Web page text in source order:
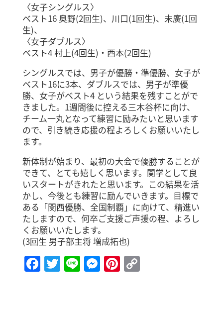
〈女子シングルス〉
ベスト16 奥野(2回生)、川口(1回生)、末廣(1回
生)、
〈女子ダブルス〉
ベスト4 村上(4回生)・西本(2回生)
シングルスでは、男子が優勝・準優勝、女子が
ベスト16に3本、ダブルスでは、男子が準優
勝、女子がベスト4 という結果を残すことがで
きました。1週間後に控える三木谷杯に向け、
チーム一丸となって練習に励みたいと思います
ので、引き続き応援の程よろしくお願いいたし
ます。
新体制が始まり、最初の大会で優勝することが
できて、とても嬉しく思います。関学として良
いスタートがきれたと思います。この結果を活
かし、今後とも練習に励んでいきます。目標で
ある「関西優勝、全国制覇」に向けて、精進い
たしますので、何卒ご支援ご声援の程、よろし
くお願いいたします。
(3回生 男子部主将 増成拓也)
Facebook
Twitter
LineMessenger
Pinterest
Copy